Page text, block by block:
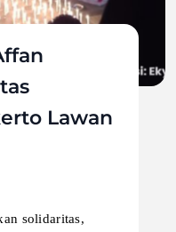
Lawan
solidaritas,